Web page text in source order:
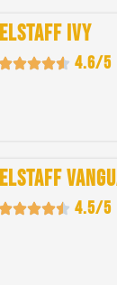
Ivy
4.6/5
4.5/5